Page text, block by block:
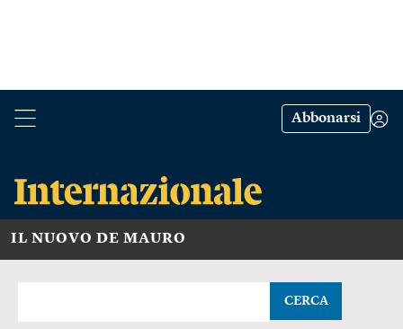
Abbonarsi
IL NUOVO DE MAURO
CERCA